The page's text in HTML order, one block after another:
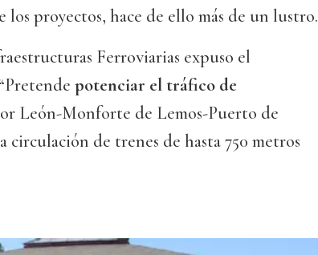
los proyectos, hace de ello más de un lustro.
Ferroviarias expuso el
potenciar el tráfico de
León-Monforte de Lemos-Puerto de
circulación de trenes de hasta 750 metros